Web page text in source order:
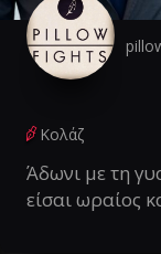
Κολάζ
Άδωνι με τη
είσαι ωραίος